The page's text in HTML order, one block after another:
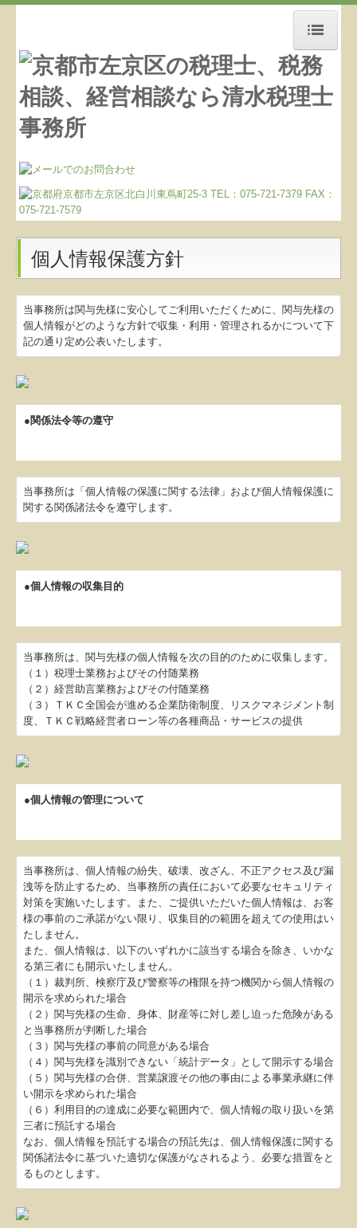
ホーム
お知らせ
事務所紹介
経営理念
交通案内
業務案内
お問合せ
マイナンバー制度への対応
経営者お役立ち情報
TKCシステムQ&A
経営改善オンデマンド講座
決算書の信用力を高めます
個人情報保護方針
当事務所は関与先様に安心してご利用いただくために、関与先様の
個人情報がどのような方針で収集・利用・管理されるかについて下
記の通り定め公表いたします。
●関係法令等の遵守
当事務所は「個人情報の保護に関する法律」および個人情報保護に
関する関係諸法令を遵守します。
●個人情報の収集目的
当事務所は、関与先様の個人情報を次の目的のために収集します。
（１）税理士業務およびその付随業務
（２）経営助言業務およびその付随業務
（３）ＴＫＣ全国会が進める企業防衛制度、リスクマネジメント制
度、ＴＫＣ戦略経営者ローン等の各種商品・サービスの提供
●個人情報の管理について
当事務所は、個人情報の紛失、破壊、改ざん、不正アクセス及び漏
洩等を防止するため、当事務所の責任において必要なセキュリティ
対策を実施いたします。また、ご提供いただいた個人情報は、お客
様の事前のご承諾がない限り、収集目的の範囲を超えての使用はい
たしません。
また、個人情報は、以下のいずれかに該当する場合を除き、いかな
る第三者にも開示いたしません。
（１）裁判所、検察庁及び警察等の権限を持つ機関から個人情報の
開示を求められた場合
（２）関与先様の生命、身体、財産等に対し差し迫った危険がある
と当事務所が判断した場合
（３）関与先様の事前の同意がある場合
（４）関与先様を識別できない「統計データ」として開示する場合
（５）関与先様の合併、営業譲渡その他の事由による事業承継に伴
い開示を求められた場合
（６）利用目的の達成に必要な範囲内で、個人情報の取り扱いを第
三者に預託する場合
なお、個人情報を預託する場合の預託先は、個人情報保護に関する
関係諸法令に基づいた適切な保護がなされるよう、必要な措置をと
るものとします。